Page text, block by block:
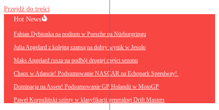
Przejdź do treści
Hot News
Fabian Dybionka na podium w Porsche na Nürburgringu
Julia Angelard z kolejną szansą na dobry wynik w Jesolo
Maks Angelard rusza na podbój drugiej części sezonu
Chaos w Atlancie! Podsumowanie NASCAR na Echopark Speedway!
Dominacja na Assen! Podsumowanie GP Holandii w MotoGP
Paweł Korpuliński szósty w klasyfikacji generalnej Drift Masters